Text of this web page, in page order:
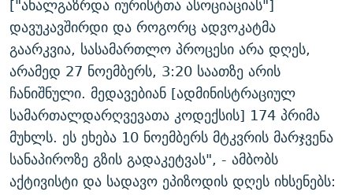
["ახალგაზრდა იურისტთა ასოციაციას"]
დავუკავშირდი და როგორც ადვოკატმა
გაარკვია, სასამართლო პროცესი არა დღეს,
არამედ 27 ნოემბერს, 3:20 საათზე არის
ჩანიშნული. მედავებიან [ადმინისტრაციულ
სამართალდარღვევათა კოდექსის] 174 პრიმა
მუხლს. ეს ეხება 10 ნოემბერს მტკვრის მარჯვენა
სანაპიროზე გზის გადაკეტვას", - ამბობს
აქტივისტი და სადავო ეპიზოდის დღეს იხსენებს: